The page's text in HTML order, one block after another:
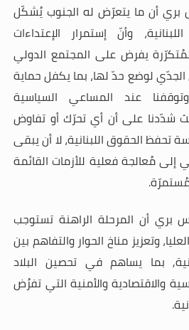
بري أن ما يتعرّض له الجنوب يُشكّل
وأنّ إستمرار الإعتداءات
المُتكرّرة يفرض على المجتمع الدولي
لوضع حدّ لها، بما يكفل حماية
عند المساعي السياسية
شدّدنا على أن أي تحرّك أو تفاوض
تحفظ الحقوق اللبنانية، لا أن يبقى
مُعالجة فعلية للأزمات القائمة
.
بري أن المرحلة الراهنة تستوجب
وتعزيز مناخ الحوار والتفاهم بين
بما يساهم في تحصين البلاد
والاقتصادية والأمنية التي تفرُض
.